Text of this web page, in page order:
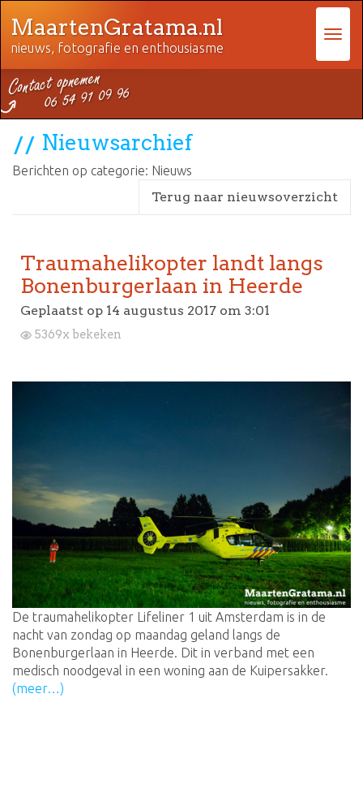
MaartenGratama.nl
nieuws, fotografie en enthousiasme
Nieuwsarchief
Berichten op categorie: Nieuws
Terug naar nieuwsoverzicht
Traumahelikopter landt langs
Bonenburgerlaan in Heerde
Geplaatst op 14 augustus 2017 om 3:01
5369x bekeken
De traumahelikopter Lifeliner 1 uit Amsterdam is in de
nacht van zondag op maandag geland langs de
Bonenburgerlaan in Heerde. Dit in verband met een
medisch noodgeval in een woning aan de Kuipersakker.
(meer…)